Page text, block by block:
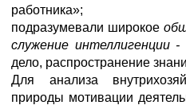
работника»;
подразумевали широкое
служение интеллигенции -
дело, распространение
Для анализа
природы мотивации